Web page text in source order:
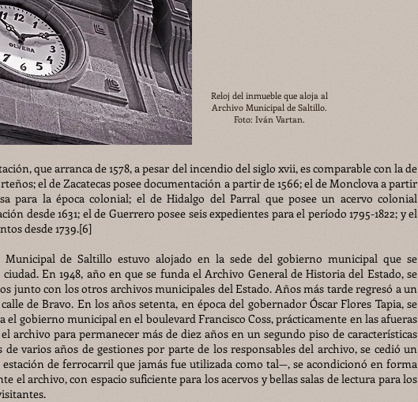
que arranca de 1578, a pesar del incendio del siglo xvii, es comparable con la de
el de Zacatecas posee documentación a partir de 1566; el de Monclova a partir
para la época colonial; el de Hidalgo del Parral que posee un acervo colonial
desde 1631; el de Guerrero posee seis expedientes para el período 1795-1822; y el
desde 1739.[6]
de Saltillo estuvo alojado en la sede del gobierno municipal que se
En 1948, año en que se funda el Archivo General de Historia del Estado, se
junto con los otros archivos municipales del Estado. Años más tarde regresó a un
de Bravo. En los años setenta, en época del gobernador Óscar Flores Tapia, se
el gobierno municipal en el boulevard Francisco Coss, prácticamente en las afueras
archivo para permanecer más de diez años en un segundo piso de características
de varios años de gestiones por parte de los responsables del archivo, se cedió un
de ferrocarril que jamás fue utilizada como tal—, se acondicionó en forma
el archivo, con espacio suficiente para los acervos y bellas salas de lectura para los
Reloj del inmueble que aloja al
Archivo Municipal de Saltillo.
Foto: Iván Vartan.